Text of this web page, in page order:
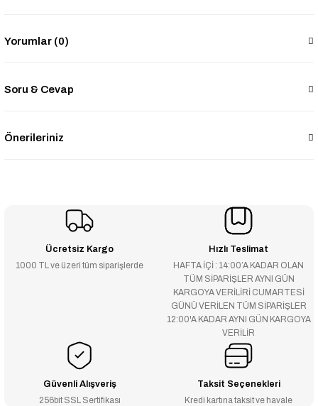
Yorumlar (0)
Soru & Cevap
Önerileriniz
Ücretsiz Kargo
1000 TL ve üzeri tüm siparişlerde
Hızlı Teslimat
HAFTA İÇİ : 14:00’A KADAR OLAN
TÜM SİPARİŞLER AYNI GÜN
KARGOYA VERİLİRİ CUMARTESİ
GÜNÜ VERİLEN TÜM SİPARİŞLER
12:00'A KADAR AYNI GÜN KARGOYA
VERİLİR
Güvenli Alışveriş
256bit SSL Sertifikası
Taksit Seçenekleri
Kredi kartına taksit ve havale